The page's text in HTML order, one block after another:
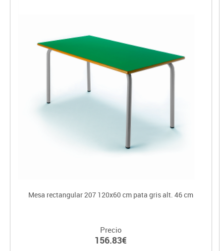
Mesa rectangular 207 120x60 cm pata gris alt. 46 cm
Precio
156.83€